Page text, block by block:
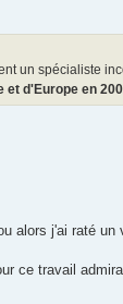
un spécialiste
et d'Europe en
alors j'ai raté un
ce travail